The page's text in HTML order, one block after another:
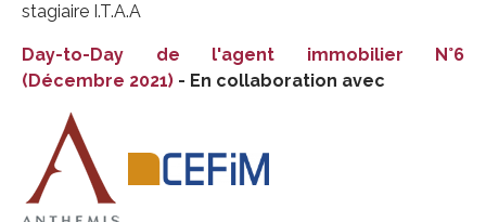
stagiaire I.T.A.A
Day-to-Day de l'agent immobilier N°6
(Décembre 2021) - En collaboration avec